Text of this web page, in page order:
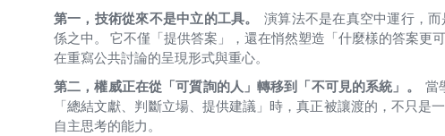
第一，技術從來不是中立的工具。 演算法不是在真空中運行，
係之中。 它不僅「提供答案」，還在悄然塑造「什麼樣的答案更
在重寫公共討論的呈現形式與重心。
第二，權威正在從「可質詢的人」轉移到「不可見的系統」。 當
「總結文獻、判斷立場、提供建議」時，真正被讓渡的，不只
自主思考的能力。